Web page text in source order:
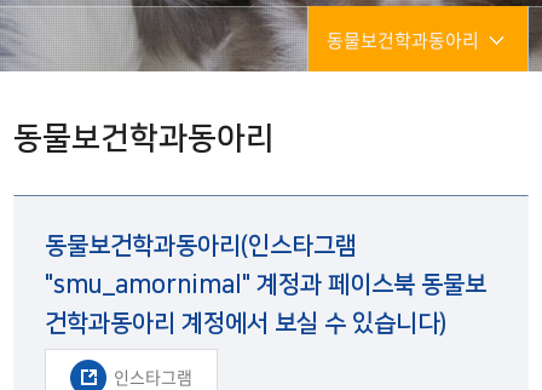
동물보건학과동아리
동물보건학과동아리
동물보건학과동아리(인스타그램
"smu_amornimal" 계정과 페이스북 동물보
건학과동아리 계정에서 보실 수 있습니다)
인스타그램